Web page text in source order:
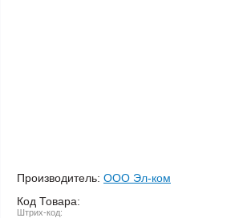
Производитель: ООО Эл-ком
Код Товара:
Штрих-код: